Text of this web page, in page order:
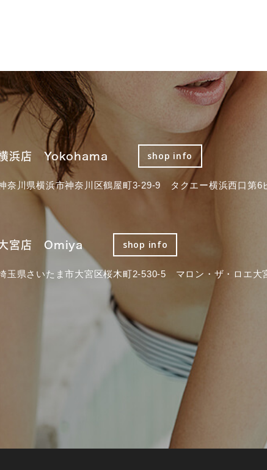
浜店 Yokohama shop info
奈川県横浜市神奈川区鶴屋町3-29-9 タクエー横浜西口第6
宮店 Omiya shop info
玉県さいたま市大宮区桜木町2-530-5 マロン・ザ・ロエ大